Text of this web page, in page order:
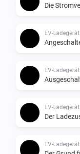
Die
EV-Ladegerät
EV-Ladegerät
EV-Ladegerät
Der
EV-Ladegerät